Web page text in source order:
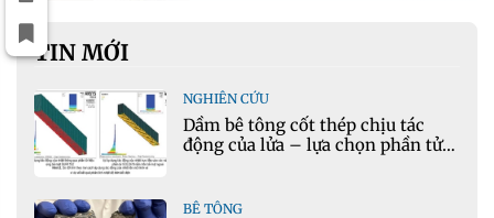
TIN MỚI
NGHIÊN CỨU
Dầm bê tông cốt thép chịu tác
động của lửa – lựa chọn phần tử
BÊ TÔNG